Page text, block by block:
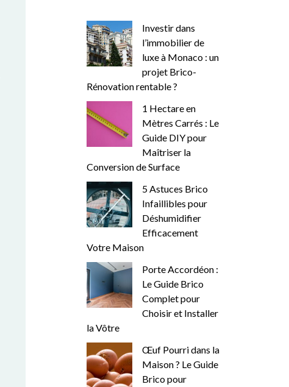
Investir dans
l’immobilier de
luxe à Monaco : un
projet Brico-
Rénovation rentable ?
1 Hectare en
Mètres Carrés : Le
Guide DIY pour
Maîtriser la
Conversion de Surface
5 Astuces Brico
Infaillibles pour
Déshumidifier
Efficacement
Votre Maison
Porte Accordéon :
Le Guide Brico
Complet pour
Choisir et Installer
la Vôtre
Œuf Pourri dans la
Maison ? Le Guide
Brico pour